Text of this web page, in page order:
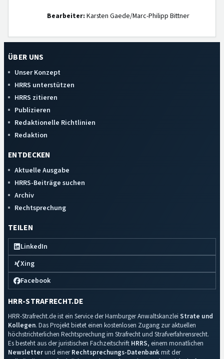
Bearbeiter: Karsten Gaede/Marc-Philipp Bittner
ÜBER UNS
Unser Konzept
HRRS unterstützen
HRRS zitieren
Publizieren
Redaktionelle Richtlinien
Redaktion
ENTDECKEN
Aktuelle Ausgabe
HRRS-Beiträge suchen
Archiv
Rechtsprechung
TEILEN
LinkedIn
Xing
Facebook
HRR-STRAFRECHT.DE
HRR-Strafrecht.de ist ein Service der Hamburger Anwaltskanzlei Strate und
Kollegen. Das Projekt bietet einen kostenlosen Zugang zur aktuellen
höchstrichterlichen Rechtsprechung im Strafrecht und Strafverfahrensrecht.
Es besteht aus der juristischen Fachzeitschrift HRRS, einem monatlichen
Newsletterund einerRechtsprechungs-Datenbankmit der